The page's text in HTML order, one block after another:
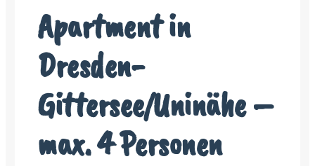
Apartment in
Dresden-
Gittersee/Uninähe –
max. 4 Personen